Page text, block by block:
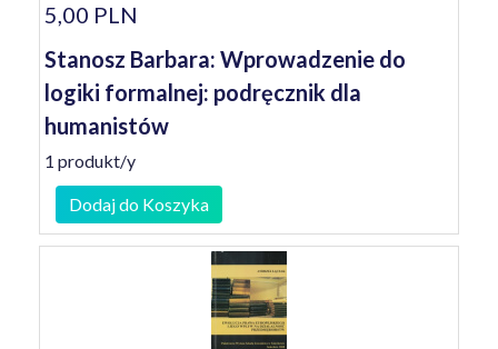
5,00 PLN
Stanosz Barbara: Wprowadzenie do
logiki formalnej: podręcznik dla
humanistów
1 produkt/y
Dodaj do Koszyka